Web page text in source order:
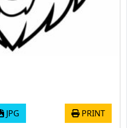
JPG PRINT